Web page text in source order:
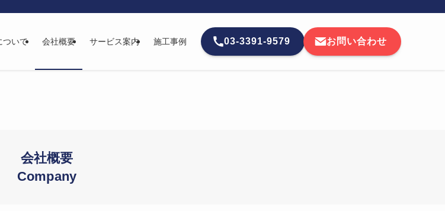
ついて 会社概要 サービス案内 施工事例 03-3391-9579 お問い合わせ
会社概要
Company